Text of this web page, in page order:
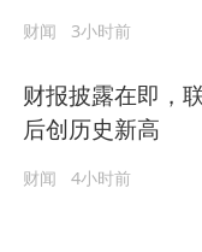
财闻 3小时前
财报披露在即，
后创历史新高
财闻 4小时前